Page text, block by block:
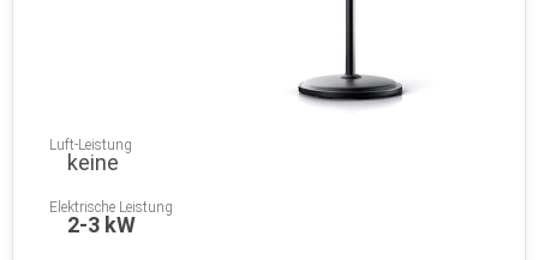
Luft-Leistung
keine
Elektrische Leistung
2-3 kW